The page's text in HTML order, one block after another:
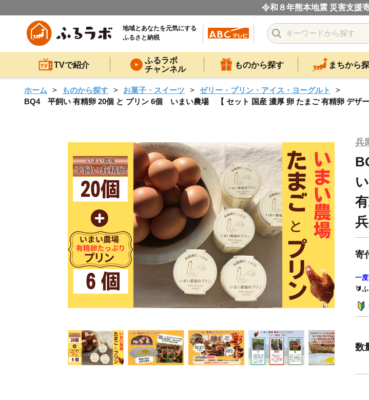
令和８年熊本地震 災害支援
地域とあなたを元気にする
ふるさと納税
TVで紹介
ふるラボ
チャンネル
ものから探す まちから
ホーム ものから探す お菓子・スイーツ
ゼリー・プリン・アイス・ヨーグルト
BQ4 平飼い 有精卵 20個 と プリン 6個 いまい農場 【 セット 国産 濃厚 卵 たまご 有精卵 デザー
兵
寄
一
🔰
数